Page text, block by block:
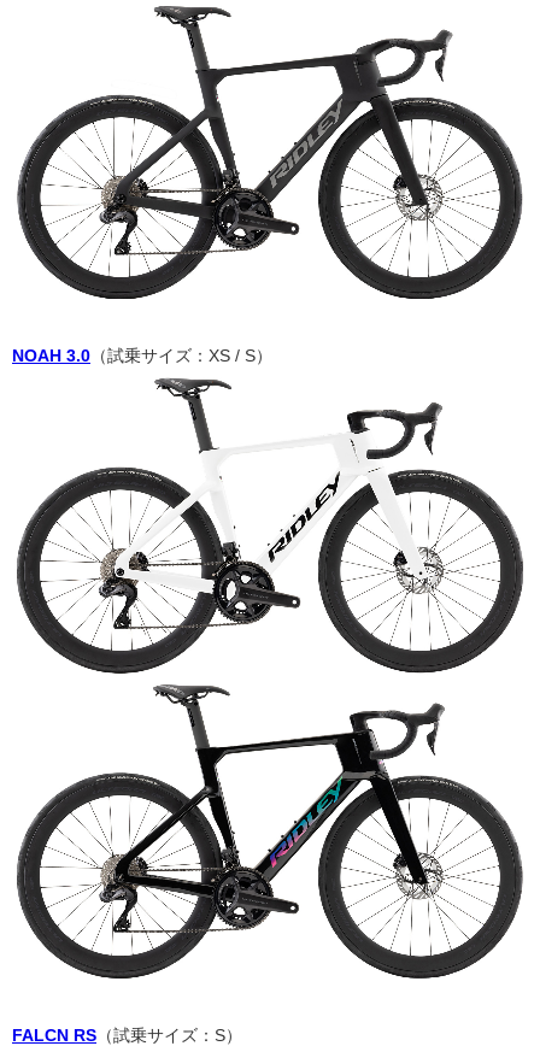
NOAH 3.0 （試乗サイズ：XS / S）
FALCN RS （試乗サイズ：S）